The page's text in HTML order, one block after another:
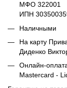
МФО 322001
ИПН
Наличными
На карту
Диденко
Онлайн-
Mastercard -